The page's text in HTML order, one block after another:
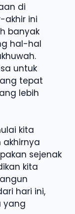
di
akhir ini
banyak
hal-hal
untuk
tepat
lebih
kita
akhirnya
sejenak
kita
hari ini,
yang